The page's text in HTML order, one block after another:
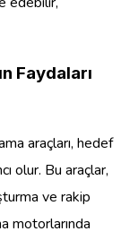
Faydaları
araçları, hedef
olur. Bu araçlar,
ve rakip
motorlarında